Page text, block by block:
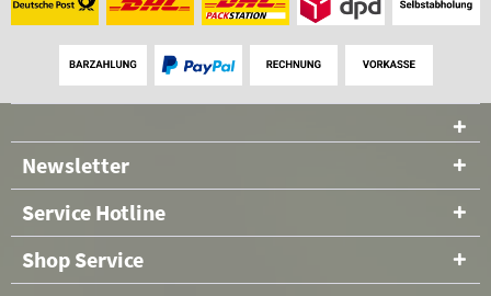
Newsletter
Service Hotline
Shop Service